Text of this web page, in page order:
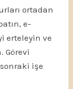
ortadan
e-
erteleyin ve
Görevi
işe